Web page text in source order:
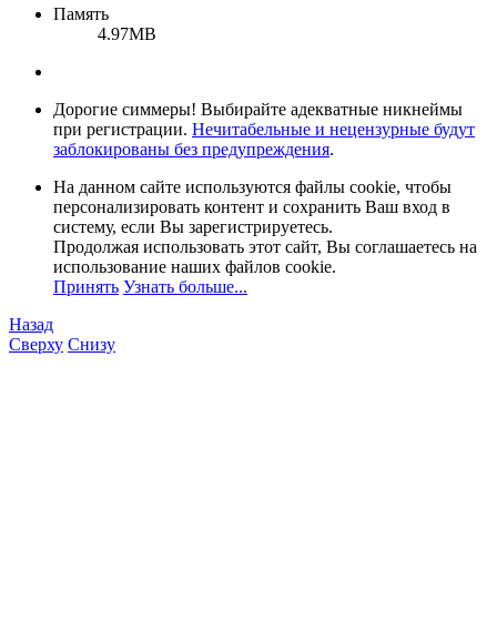
Память
4.97MB
Дорогие симмеры! Выбирайте адекватные никнеймы
при регистрации. Нечитабельные и нецензурные будут
заблокированы без предупреждения.
На данном сайте используются файлы cookie, чтобы
персонализировать контент и сохранить Ваш вход в
систему, если Вы зарегистрируетесь.
Продолжая использовать этот сайт, Вы соглашаетесь на
использование наших файлов cookie.
Принять Узнать больше...
Назад
Сверху Снизу